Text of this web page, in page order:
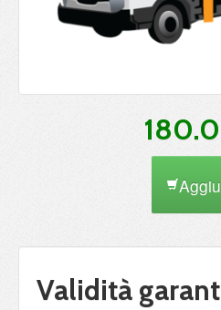
Validità